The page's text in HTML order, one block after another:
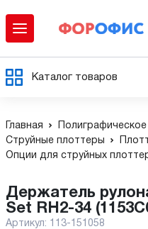
Каталог товаров
Главная
Струйные плоттеры
Опции для струйных
Держатель рулона Roll Holder
Set RH2-34
Артикул: 113-151058